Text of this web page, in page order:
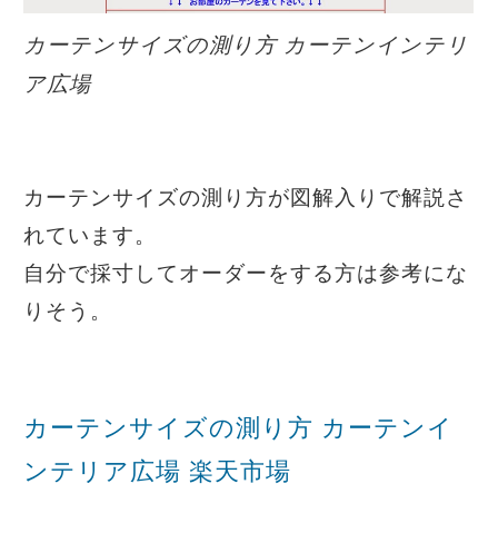
カーテンサイズの測り方 カーテンインテリ
ア広場
カーテンサイズの測り方が図解入りで解説さ
れています。
自分で採寸してオーダーをする方は参考にな
りそう。
カーテンサイズの測り方 カーテンイ
ンテリア広場 楽天市場